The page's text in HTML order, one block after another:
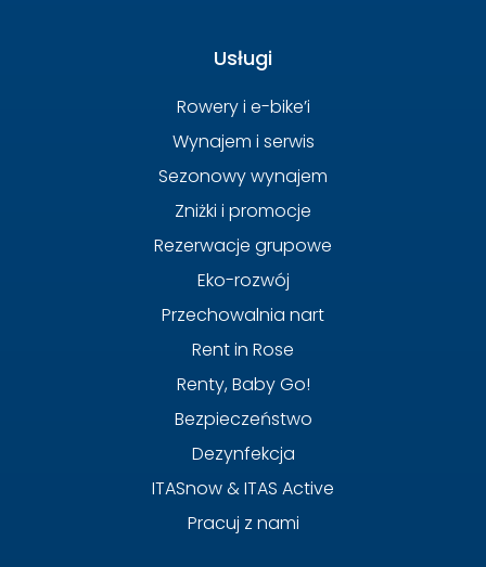
Usługi
Rowery i e-bike’i
Wynajem i serwis
Sezonowy wynajem
Zniżki i promocje
Rezerwacje grupowe
Eko-rozwój
Przechowalnia nart
Rent in Rose
Renty, Baby Go!
Bezpieczeństwo
Dezynfekcja
ITASnow & ITAS Active
Pracuj z nami